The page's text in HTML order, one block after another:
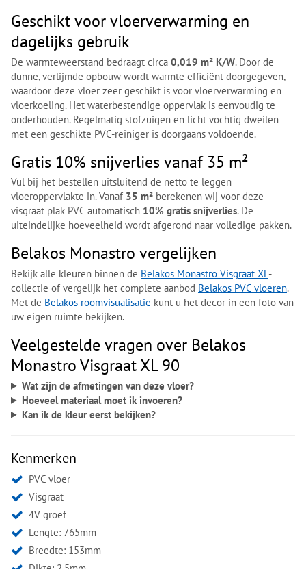
Geschikt voor vloerverwarming en
dagelijks gebruik
De warmteweerstand bedraagt circa 0,019 m² K/W. Door de
dunne, verlijmde opbouw wordt warmte efficiënt doorgegeven,
waardoor deze vloer zeer geschikt is voor vloerverwarming en
vloerkoeling. Het waterbestendige oppervlak is eenvoudig te
onderhouden. Regelmatig stofzuigen en licht vochtig dweilen
met een geschikte PVC-reiniger is doorgaans voldoende.
Gratis 10% snijverlies vanaf 35 m²
Vul bij het bestellen uitsluitend de netto te leggen
vloeroppervlakte in. Vanaf 35 m² berekenen wij voor deze
visgraat plak PVC automatisch 10% gratis snijverlies. De
uiteindelijke hoeveelheid wordt afgerond naar volledige pakken.
Belakos Monastro vergelijken
Bekijk alle kleuren binnen de Belakos Monastro Visgraat XL-
collectie of vergelijk het complete aanbod Belakos PVC vloeren.
Met de Belakos roomvisualisatie kunt u het decor in een foto van
uw eigen ruimte bekijken.
Veelgestelde vragen over Belakos
Monastro Visgraat XL 90
Wat zijn de afmetingen van deze vloer?
Hoeveel materiaal moet ik invoeren?
Kan ik de kleur eerst bekijken?
Kenmerken
PVC vloer
Visgraat
4V groef
Lengte: 765mm
Breedte: 153mm